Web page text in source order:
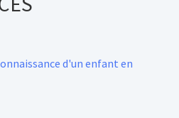
d'un enfant en